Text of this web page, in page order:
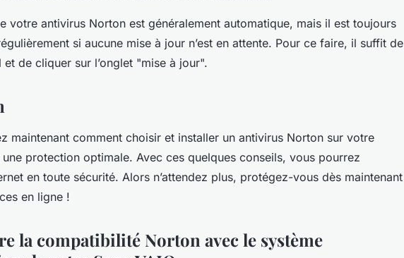
votre antivirus Norton est généralement automatique, mais il est toujours
si aucune mise à jour n’est en attente. Pour ce faire, il suffit de
de cliquer sur l’onglet "mise à jour".
maintenant comment choisir et installer un antivirus Norton sur votre
une protection optimale. Avec ces quelques conseils, vous pourrez
en toute sécurité. Alors n’attendez plus, protégez-vous dès maintenant
en ligne !
la compatibilité Norton avec le système